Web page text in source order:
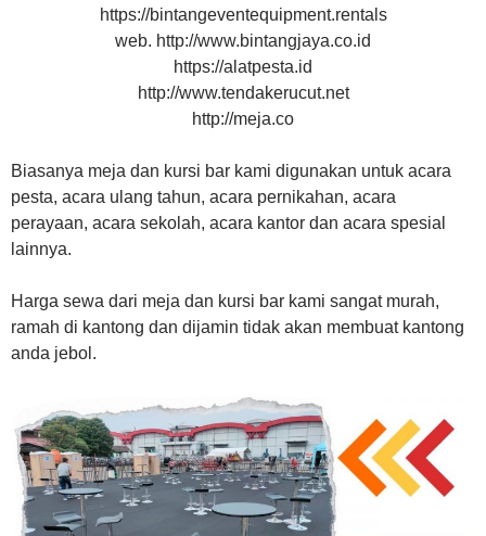
https://bintangeventequipment.rentals
web. http://www.bintangjaya.co.id
https://alatpesta.id
http://www.tendakerucut.net
http://meja.co
Biasanya meja dan kursi bar kami digunakan untuk acara
pesta, acara ulang tahun, acara pernikahan, acara
perayaan, acara sekolah, acara kantor dan acara spesial
lainnya.
Harga sewa dari meja dan kursi bar kami sangat murah,
ramah di kantong dan dijamin tidak akan membuat kantong
anda jebol.